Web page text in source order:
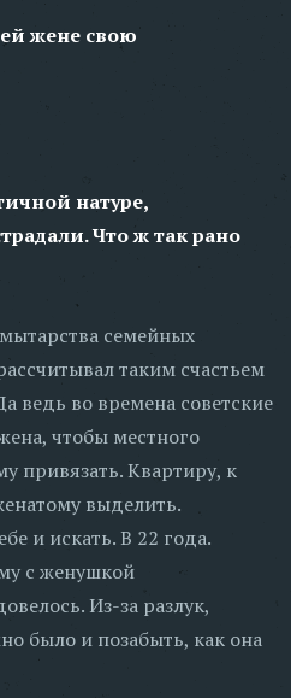
жене свою
натуре,
Что ж так рано
семейных
таким счастьем
ведь во времена советские
чтобы местного
привязать. Квартиру, к
выделить.
и искать. В 22 года.
с женушкой
Из-за разлук,
было и позабыть, как она